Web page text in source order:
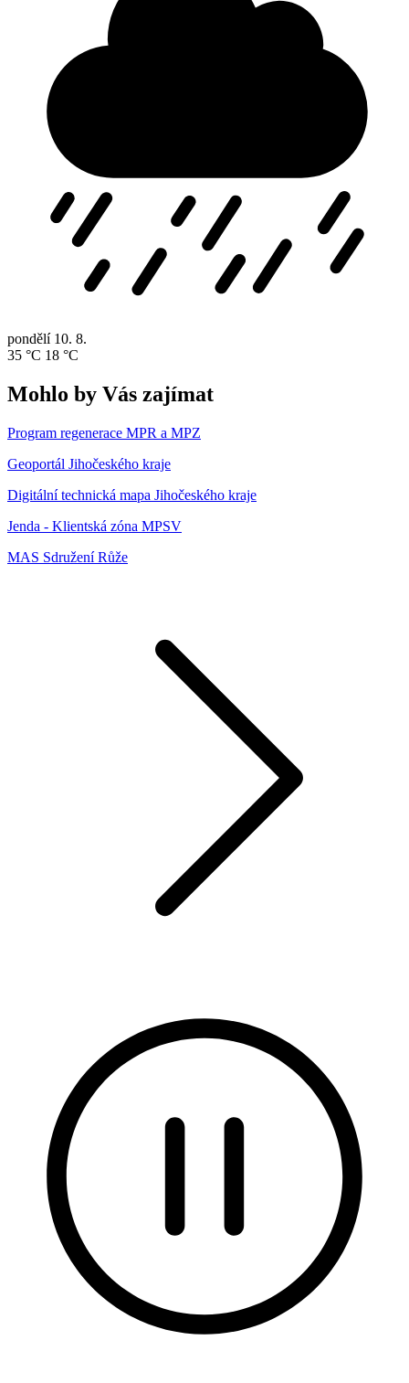
pondělí 10. 8.
35 °C 18 °C
Mohlo by Vás zajímat
Program regenerace MPR a MPZ
Geoportál Jihočeského kraje
Digitální technická mapa Jihočeského kraje
Jenda - Klientská zóna MPSV
MAS Sdružení Růže